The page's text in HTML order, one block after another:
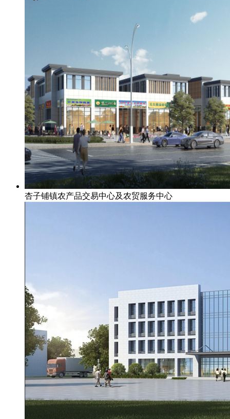
杏子铺镇农产品交易中心及农贸服务中心